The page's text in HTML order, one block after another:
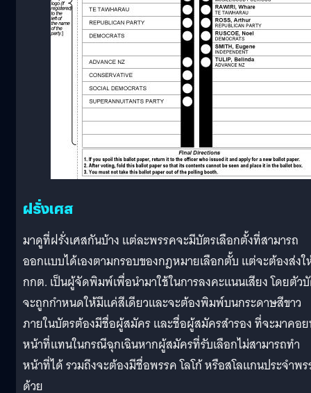
ฝรั่งเศส
มาดูที่ฝรั่งเศสกันบ้าง แต่ละพรรคจะมีบัตรเลือกตั้งที่สามารถ
ออกแบบได้เองตามกรอบของกฎหมายเลือกตั้บ แต่จะต้องส่งใ
กกต. เป็นผู้จัดพิมพ์เพื่อนำมาใช้ในการลงคะแนนเสียง โดยตัว
จะถูกกำหนดให้มีแค่สีเดียวและจะต้องพิมพ์บนกระดาษสีขาว
ภายในบัตรต้องมีชื่อผู้สมัคร และชื่อผู้สมัครสำรอง ที่จะมาคอ
หน้าที่แทนในกรณีฉุกเฉินหากผู้สมัครที่รับเลือกไม่สามารถทำ
หน้าที่ได้ รวมถึงจะต้องมีชื่อพรรค โลโก้ หรือสโลแกนประจำพ
ด้วย